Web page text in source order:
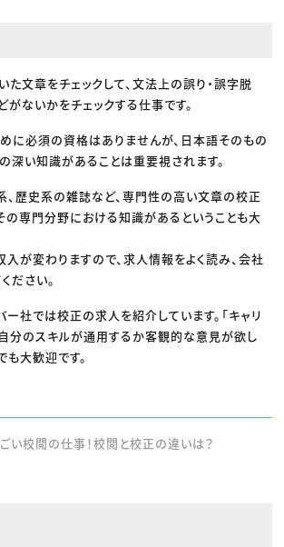
た文章をチェックして、文法上の誤り・誤字脱
がないかをチェックする仕事です。
に必須の資格はありませんが、日本語そのもの
深い知識があることは重要視されます。
、歴史系の雑誌など、専門性の高い文章の校正
の専門分野における知識があるということも大
入が変わりますので、求人情報をよく読み、会社
ださい。
ー社では校正の求人を紹介しています。「キャリ
自分のスキルが通用するか客観的な意見が欲し
大歓迎です。
い校閲の仕事！校閲と校正の違いは？